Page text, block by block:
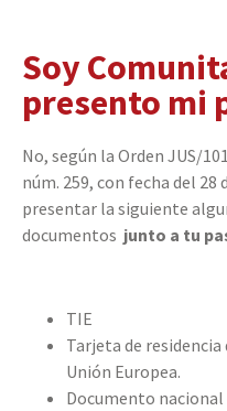
Soy
presento mi
No, según la Orden JUS/
núm. 259, con fecha del 28
presentar la siguiente
documentos junto a tu
TIE
Tarjeta de
Unión Europea.
Documento nacional